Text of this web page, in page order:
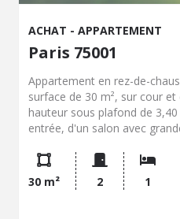
ACHAT - APPARTEMENT
Paris 75001
Appartement en rez-de-
surface de 30 m², sur cour
hauteur sous plafond de
entrée, d'un salon avec
bénéficiant d'une hauteur
comprenant une cuisine avec
fenêtre donnant sur une
salle de bains. Un espace
30 m² 2 1